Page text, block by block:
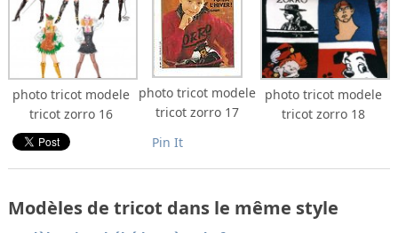
photo tricot modele
tricot zorro 16
photo tricot modele
tricot zorro 17
photo tricot modele
tricot zorro 18
Pin It
Modèles de tricot dans le même style